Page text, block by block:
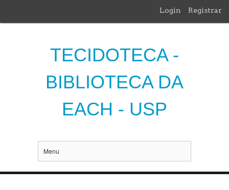
Login Registrar
TECIDOTECA -
BIBLIOTECA DA
EACH - USP
Menu